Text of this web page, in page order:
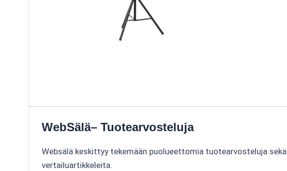
WebSälä– Tuotearvosteluja
Websälä keskittyy tekemään puolueettomia tuotearvosteluja sekä
vertailuartikkeleita.